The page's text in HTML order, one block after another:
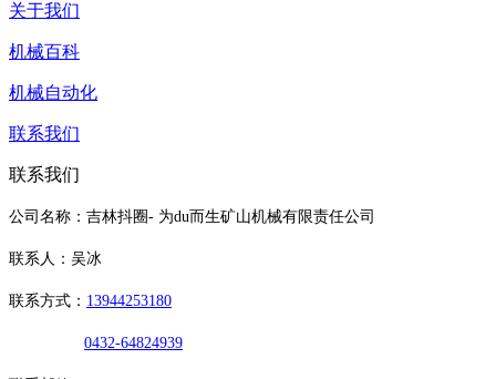
关于我们
机械百科
机械自动化
联系我们
联系我们
公司名称：吉林抖圈- 为du而生矿山机械有限责任公司
联系人：吴冰
联系方式： 13944253180
0432-64824939